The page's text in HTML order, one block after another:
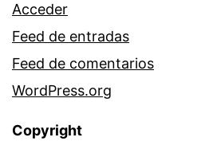
Acceder
Feed de entradas
Feed de comentarios
WordPress.org
Copyright